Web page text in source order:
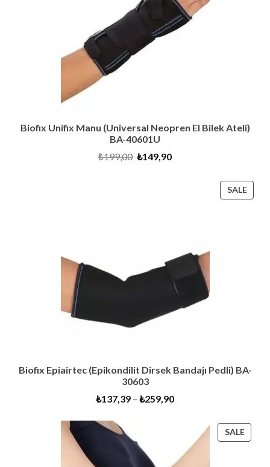
Biofix Unifix Manu (Universal Neopren El Bilek Ateli)
BA-40601U
₺199,00 Original
₺149,90Current
SALE
ON
Biofix Epiairtec (Epikondilit Dirsek Bandajı Pedli) BA-
30603
₺137,39 – ₺259,90
SALE
ON